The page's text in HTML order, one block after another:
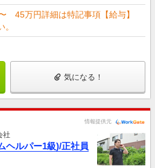
万円詳細は特記事項【給与】
気になる！
情報提供元
社
ヘルパー1級)/正社員